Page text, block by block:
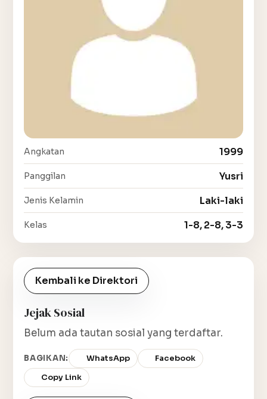
Angkatan 1999
Panggilan Yusri
Jenis Kelamin Laki-laki
Kelas 1-8, 2-8, 3-3
Kembali ke Direktori
Jejak Sosial
Belum ada tautan sosial yang terdaftar.
BAGIKAN: WhatsApp
Facebook
Copy Link